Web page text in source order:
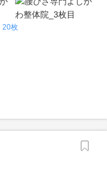
20枚